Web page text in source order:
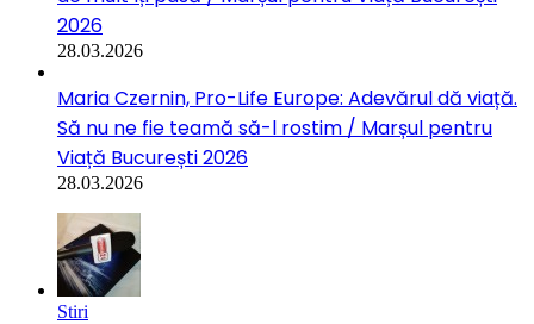
2026
28.03.2026
Maria Czernin, Pro-Life Europe: Adevărul dă viață.
Să nu ne fie teamă să-l rostim / Marșul pentru
Viață București 2026
28.03.2026
Stiri